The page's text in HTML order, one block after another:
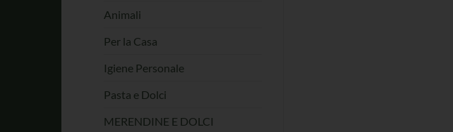
Animali
Per la Casa
Igiene Personale
Pasta e Dolci
MERENDINE E DOLCI